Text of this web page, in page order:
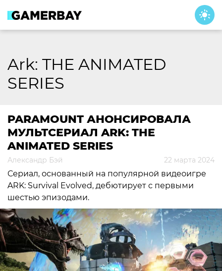
content
Ark: THE ANIMATED
SERIES
PARAMOUNT АНОНСИРОВАЛА
МУЛЬТСЕРИАЛ ARK: THE
ANIMATED SERIES
Александр Бэй 22 марта 2024
Сериал, основанный на популярной видеоигре
ARK: Survival Evolved, дебютирует с первыми
шестью эпизодами.